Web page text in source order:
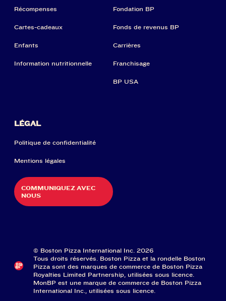
Récompenses
Cartes-cadeaux
Enfants
Information nutritionnelle
Fondation BP
Fonds de revenus BP
Carrières
Franchisage
BP USA
LÉGAL
Politique de confidentialité
Mentions légales
COMMUNIQUEZ AVEC
NOUS
© Boston Pizza International Inc. 2026
Tous droits réservés. Boston Pizza et la rondelle Boston
Pizza sont des marques de commerce de Boston Pizza
Royalties Limited Partnership, utilisées sous licence.
MonBP est une marque de commerce de Boston Pizza
International Inc., utilisées sous licence.